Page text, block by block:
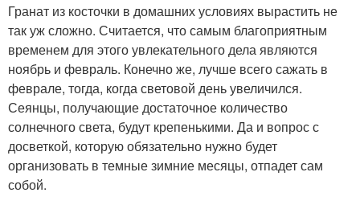
Гранат из косточки в домашних условиях вырастить не
так уж сложно. Считается, что самым благоприятным
временем для этого увлекательного дела являются
ноябрь и февраль. Конечно же, лучше всего сажать в
феврале, тогда, когда световой день увеличился.
Сеянцы, получающие достаточное количество
солнечного света, будут крепенькими. Да и вопрос с
досветкой, которую обязательно нужно будет
организовать в темные зимние месяцы, отпадет сам
собой.